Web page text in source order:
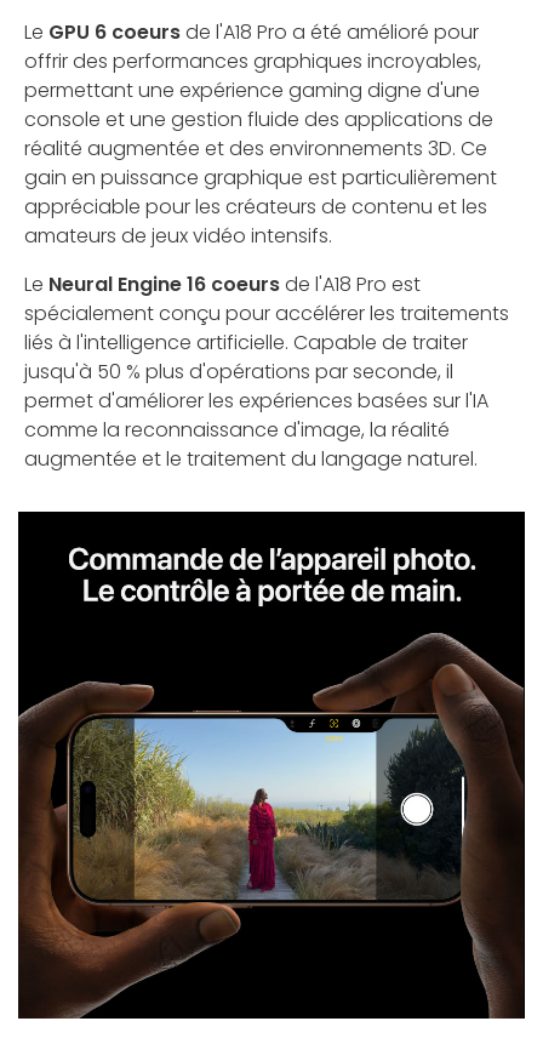
Le GPU 6 coeursde l'A18 Pro a été amélioré pour
offrir des performances graphiques incroyables,
permettant une expérience gaming digne d'une
console et une gestion fluide des applications de
réalité augmentée et des environnements 3D. Ce
gain en puissance graphique est particulièrement
appréciable pour les créateurs de contenu et les
amateurs de jeux vidéo intensifs.
Le Neural Engine 16 coeursde l'A18 Pro est
spécialement conçu pour accélérer les traitements
liés à l'intelligence artificielle. Capable de traiter
jusqu'à 50 % plus d'opérations par seconde, il
permet d'améliorer les expériences basées sur l'IA
comme la reconnaissance d'image, la réalité
augmentée et le traitement du langage naturel.